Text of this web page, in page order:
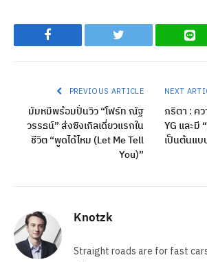
Facebook Twitter
PREVIOUS ARTICLE
มัมหมีพร้อมปั่นวิว “โฟร์ท ณัฐ
วรรธน์” ส่งซิงเกิลเดี่ยวแรกใน
ชีวิต “พูดได้ไหม (Let Me Tell
You)”
NEXT
ภริตา : ค
YG และมี
เป็นต้นแบ
Knotzk
Straight roads are for fast